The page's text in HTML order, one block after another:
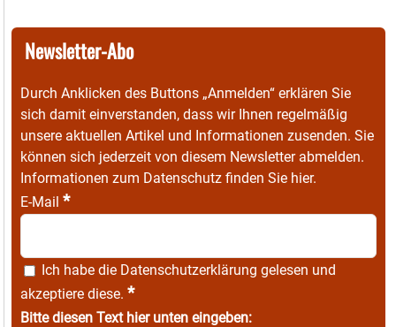
Newsletter-Abo
Durch Anklicken des Buttons „Anmelden“ erklären Sie
sich damit einverstanden, dass wir Ihnen regelmäßig
unsere aktuellen Artikel und Informationen zusenden. Sie
können sich jederzeit von diesem Newsletter abmelden.
Informationen zum Datenschutz finden Sie hier.
E-Mail *
Ich habe die Datenschutzerklärung gelesen und
akzeptiere diese. *
Bitte diesen Text hier unten eingeben: